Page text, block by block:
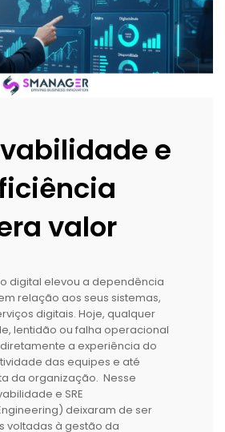
e
valor
digital elevou a dependência
relação aos seus sistemas,
digitais. Hoje, qualquer
lentidão ou falha operacional
a experiência do
das equipes e até
da organização. Nesse
e SRE
deixaram de ser
voltadas à gestão da